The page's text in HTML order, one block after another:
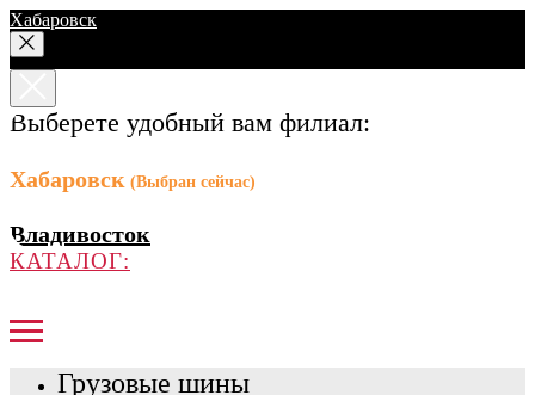
Хабаровск
Выберете удобный вам филиал:
Хабаровск (Выбран сейчас)
Владивосток
КАТАЛОГ:
Грузовые шины